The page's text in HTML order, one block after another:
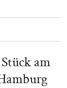
am